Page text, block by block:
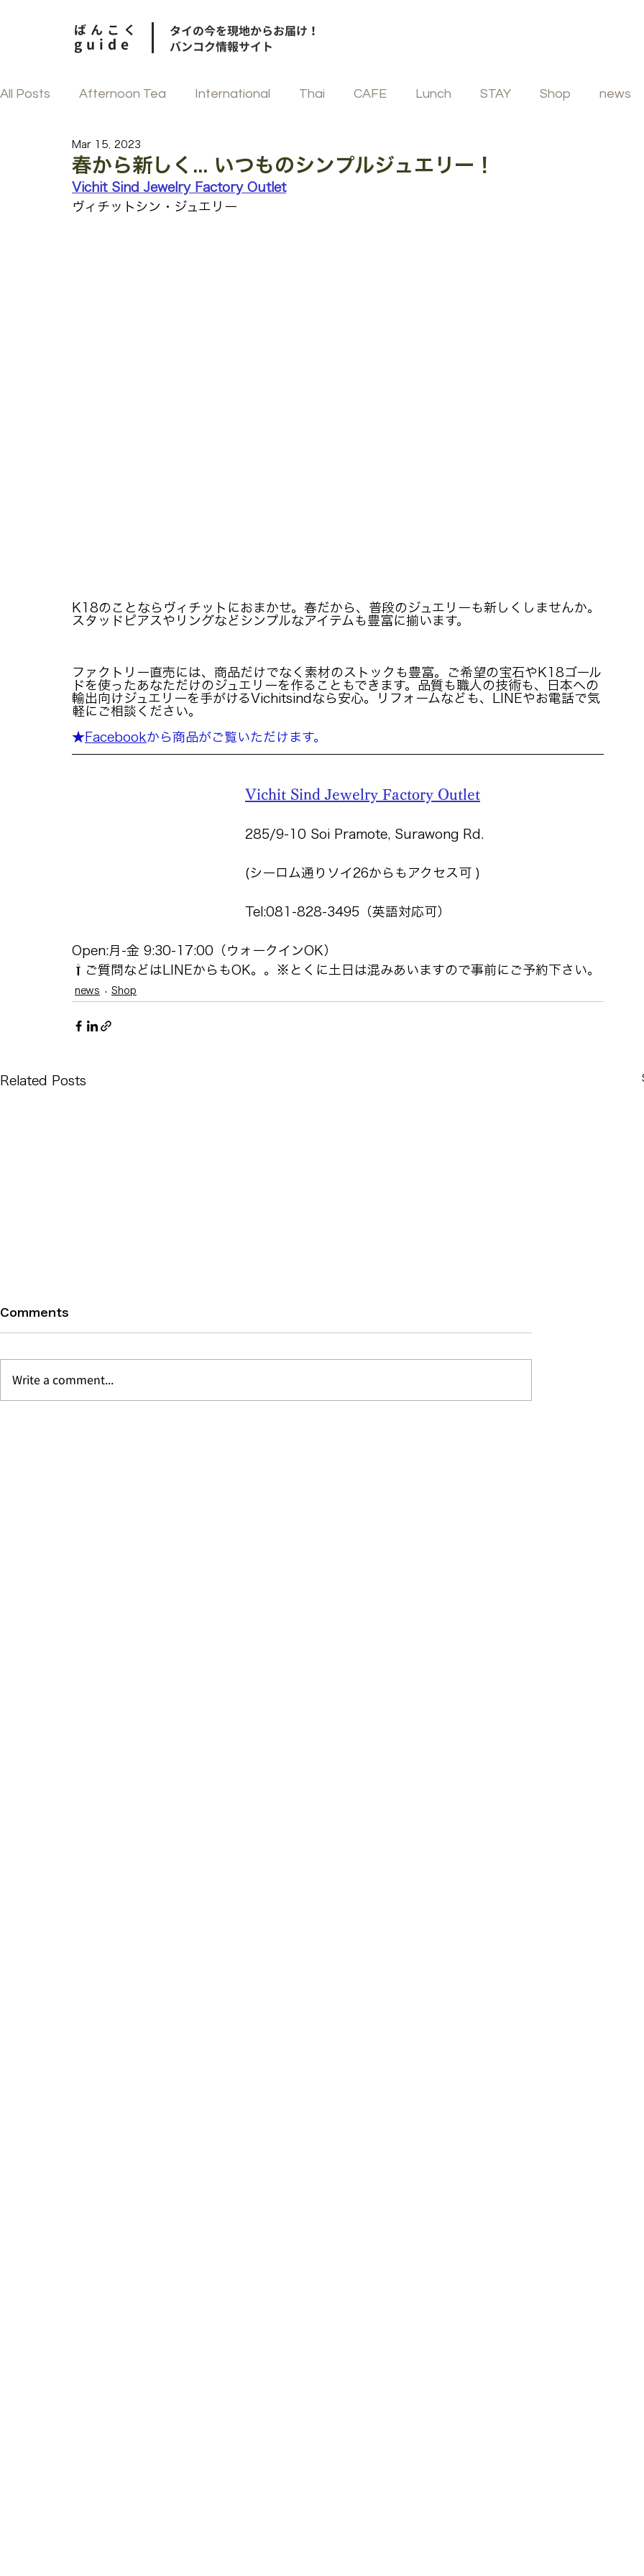
ばんこく
guide
タイの今を現地からお届け！
バンコク情報サイト
All Posts Afternoon Tea International Thai CAFE Lunch STAY Shop news
街歩き
韓国料理 タイ菓子
春から新しく... いつものシンプルジュエリー！
Mar 15, 2023
Vichit Sind Jewelry Factory Outlet
ヴィチットシン・ジュエリー
K18のことならヴィチットにおまかせ。春だから、普段のジュエリーも新しくしませんか。
スタッドピアスやリングなどシンプルなアイテムも豊富に揃います。
ファクトリー直売には、商品だけでなく素材のストックも豊富。ご希望の宝石やK18ゴール
ドを使ったあなただけのジュエリーを作ることもできます。品質も職人の技術も、日本への
輸出向けジュエリーを手がけるVichitsindなら安心。リフォームなども、LINEやお電話で気
軽にご相談ください。
★Facebookから商品がご覧いただけます。
Vichit Sind Jewelry Factory Outlet
285/9-10 Soi Pramote, Surawong Rd.
(シーロム通りソイ26からもアクセス可 )
Tel:081-828-3495（英語対応可）
Open:月-金 9:30-17:00（ウォークインOK）
⇧ご質問などはLINEからもOK。。※とくに土日は混みあいますので事前にご予約下さい。
news Shop
Related Posts
Comments
Write a comment...